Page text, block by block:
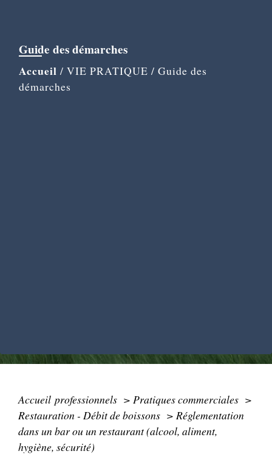
Guide des démarches
Accueil / VIE PRATIQUE / Guide des
démarches
Accueil professionnels > Pratiques commerciales >
Restauration - Débit de boissons > Réglementation
dans un bar ou un restaurant (alcool, aliment,
hygiène, sécurité)